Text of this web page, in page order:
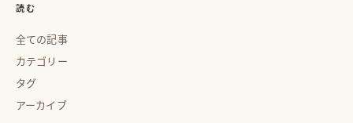
読む
全ての記事
カテゴリー
タグ
アーカイブ